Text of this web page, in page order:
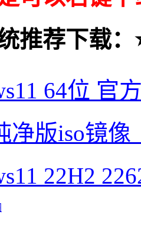
推荐下载：
64位 官
版iso镜像
22H2